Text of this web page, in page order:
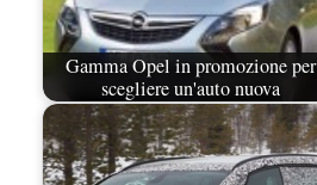
Gamma Opel in promozione per
scegliere un'auto nuova